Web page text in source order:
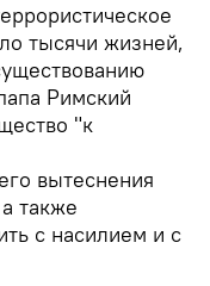
тысячи жизней,
Римский
"к
вытеснения
также
с насилием и с